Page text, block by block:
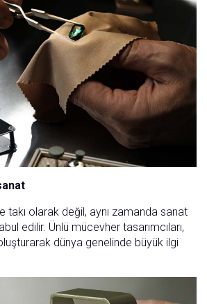
takı olarak değil, aynı zamanda sanat
edilir. Ünlü mücevher tasarımcıları,
dünya genelinde büyük ilgi